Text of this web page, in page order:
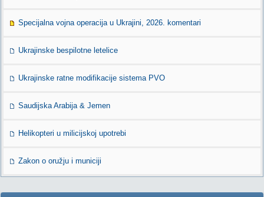
Specijalna vojna operacija u Ukrajini, 2026. komentari
Ukrajinske bespilotne letelice
Ukrajinske ratne modifikacije sistema PVO
Saudijska Arabija & Jemen
Helikopteri u milicijskoj upotrebi
Zakon o oružju i municiji